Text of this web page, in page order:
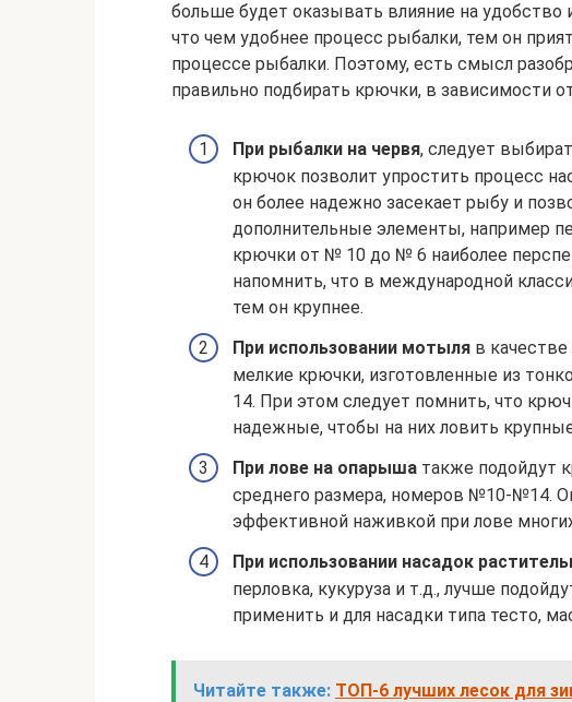
больше будет оказывать влияние на удобство
что чем удобнее процесс рыбалки, тем он
процессе рыбалки. Поэтому, есть смысл
правильно подбирать крючки, в зависимости
При рыбалки на червя, следует
крючок позволит упростить процесс
он более надежно засекает рыбу и
дополнительные элементы, например
крючки от № 10 до № 6 наиболее
напомнить, что в международной
тем он крупнее.
При использовании мотыля в
мелкие крючки, изготовленные из
14. При этом следует помнить, что
надежные, чтобы на них ловить
При лове на опарыша также подойдут
среднего размера, номеров №10-№14.
эффективной наживкой при лове
При использовании насадок
перловка, кукуруза и т.д., лучше
применить и для насадки типа тесто,
Читайте также: ТОП-6 лучших лесок для